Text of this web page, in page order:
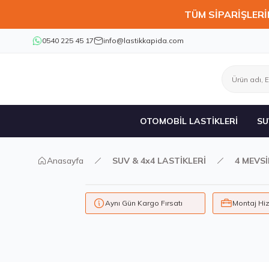
TÜM
0540 225 45 17 info@lastikkapida.com
OTOMOBİL LASTİKLERİ
Anasayfa SUV & 4x4 LASTİKLERİ 4
Aynı Gün Kargo Fırsatı Montaj